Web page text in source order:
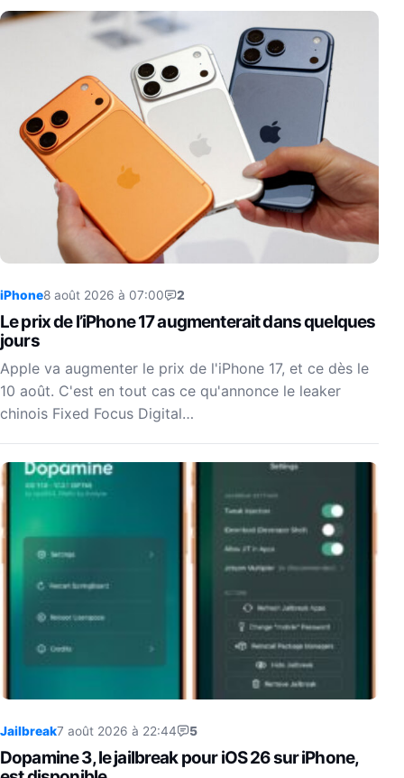
iPhone8 août 2026 à 07:00 2
Le prix de l’iPhone 17 augmenterait dans quelques
jours
Apple va augmenter le prix de l'iPhone 17, et ce dès le
10 août. C'est en tout cas ce qu'annonce le leaker
chinois Fixed Focus Digital…
Jailbreak7 août 2026 à 22:44 5
Dopamine 3, le jailbreak pour iOS 26 sur iPhone,